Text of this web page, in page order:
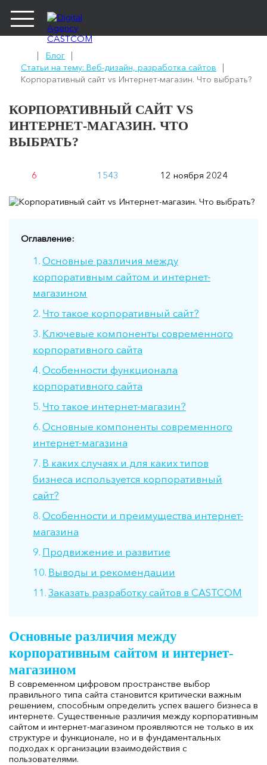
Блог
Статьи на тему: Веб-дизайн, разработка сайтов
Корпоративный сайт vs Интернет-магазин. Что выбрать?
КОРПОРАТИВНЫЙ САЙТ VS
ИНТЕРНЕТ-МАГАЗИН. ЧТО
ВЫБРАТЬ?
6 1543 12 ноября 2024
Оглавление:
Основные различия между
корпоративным сайтом и интернет-
магазином
Что такое корпоративный сайт?
Ключевые компоненты современного
корпоративного сайта
Особенности функционала
корпоративного сайта
Что такое интернет-магазин?
Основные компоненты современного
интернет-магазина
В каких случаях и для каких типов
бизнеса используется корпоративный
сайт?
Особенности и преимущества интернет-
магазина
Продвижение и развитие
Выводы и рекомендации
Заказать разработку сайтов в CASTCOM
Основные различия между
корпоративным сайтом и интернет-
магазином
В современном цифровом пространстве выбор
правильного типа сайта становится критически важным
решением, способным определить успех вашего бизнеса в
интернете. Существенные различия между корпоративным
сайтом и интернет-магазином проявляются не только в их
структуре и функционале, но и в фундаментальных
подходах к организации взаимодействия с
пользователями.